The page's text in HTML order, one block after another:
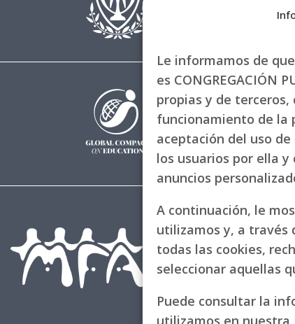
Le informamos de
es CONGREGACIÓN
propias y de
funcionamiento de la
aceptación del uso
los usuarios por ella
anuncios
A continuación, le
utilizamos y, a través
todas las cookies,
seleccionar aquellas
Puede consultar la
utilizamos en nuestra